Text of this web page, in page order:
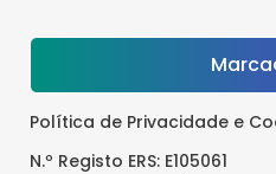
Política de Privacidade e
N.º Registo ERS: E105061